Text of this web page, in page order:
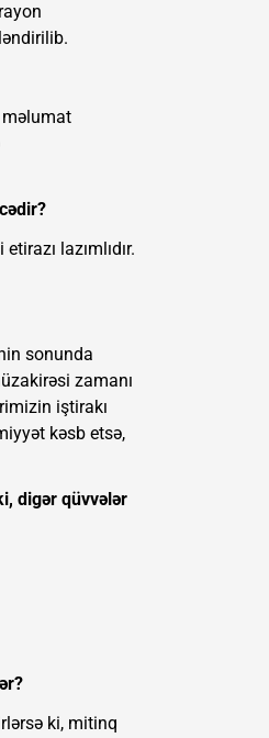
məlumat
lazımlıdır.
sonunda
zamanı
iştirakı
kəsb etsə,
digər qüvvələr
ki, mitinq